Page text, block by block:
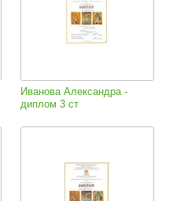
Иванова Александра -
диплом 3 ст